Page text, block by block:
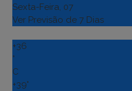
Sexta-Feira, 07
Ver Previsão de 7 Dias
+36
°
C
+39°